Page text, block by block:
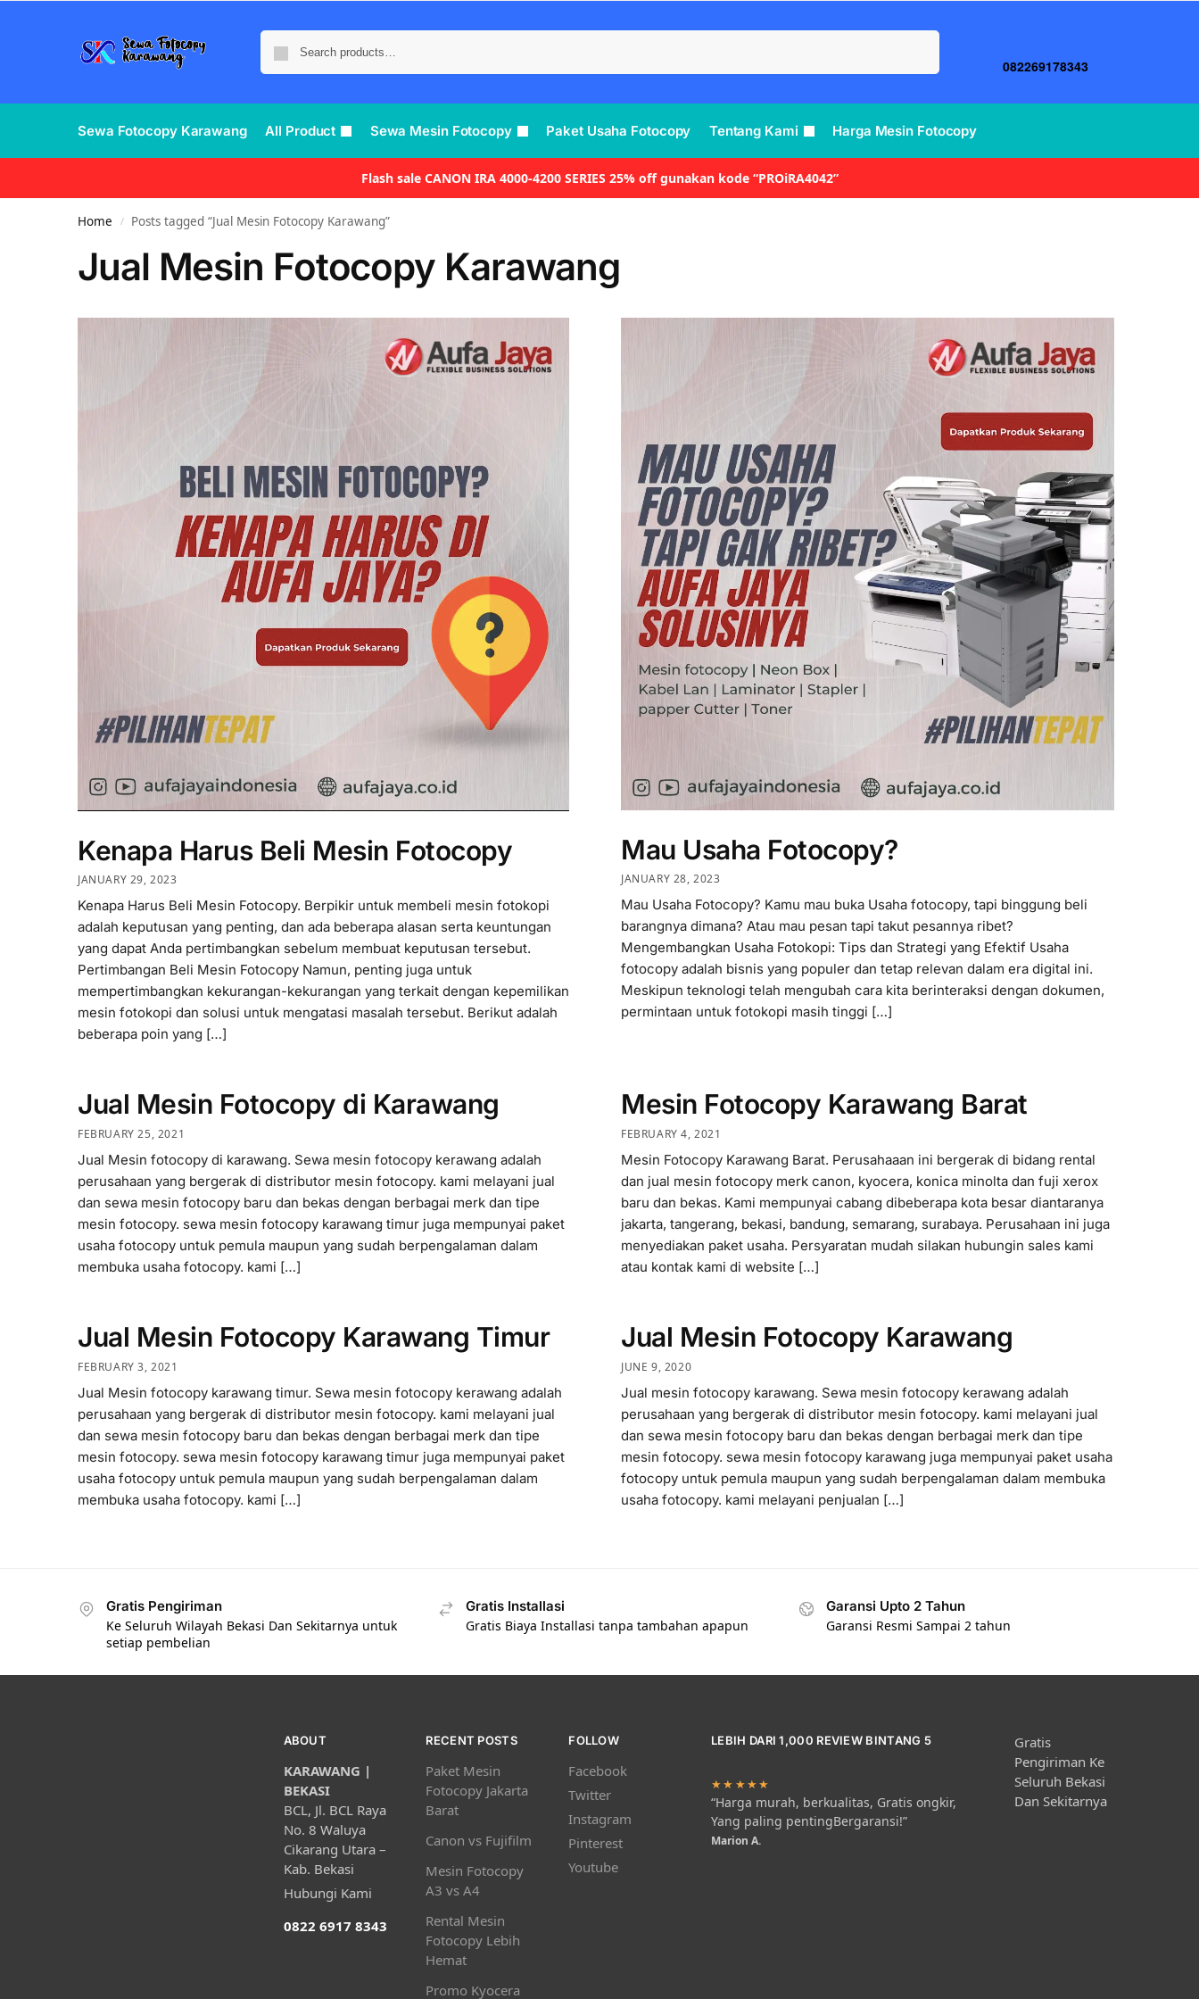
082269178343
Sewa Fotocopy Karawang All Product Sewa Mesin Fotocopy Paket Usaha Fotocopy Tentang Kami Harga Mesin Fotocopy
Flash sale CANON IRA 4000-4200 SERIES 25% off gunakan kode “PROiRA4042”
Home / Posts tagged “Jual Mesin Fotocopy Karawang”
Jual Mesin Fotocopy Karawang
Kenapa Harus Beli Mesin Fotocopy
JANUARY 29, 2023
Kenapa Harus Beli Mesin Fotocopy. Berpikir untuk membeli mesin fotokopi
adalah keputusan yang penting, dan ada beberapa alasan serta keuntungan
yang dapat Anda pertimbangkan sebelum membuat keputusan tersebut.
Pertimbangan Beli Mesin Fotocopy Namun, penting juga untuk
mempertimbangkan kekurangan-kekurangan yang terkait dengan kepemilikan
mesin fotokopi dan solusi untuk mengatasi masalah tersebut. Berikut adalah
beberapa poin yang […]
Mau Usaha Fotocopy?
JANUARY 28, 2023
Mau Usaha Fotocopy? Kamu mau buka Usaha fotocopy, tapi binggung beli
barangnya dimana? Atau mau pesan tapi takut pesannya ribet?
Mengembangkan Usaha Fotokopi: Tips dan Strategi yang Efektif Usaha
fotocopy adalah bisnis yang populer dan tetap relevan dalam era digital ini.
Meskipun teknologi telah mengubah cara kita berinteraksi dengan dokumen,
permintaan untuk fotokopi masih tinggi […]
Jual Mesin Fotocopy di Karawang
FEBRUARY 25, 2021
Jual Mesin fotocopy di karawang. Sewa mesin fotocopy kerawang adalah
perusahaan yang bergerak di distributor mesin fotocopy. kami melayani jual
dan sewa mesin fotocopy baru dan bekas dengan berbagai merk dan tipe
mesin fotocopy. sewa mesin fotocopy karawang timur juga mempunyai paket
usaha fotocopy untuk pemula maupun yang sudah berpengalaman dalam
membuka usaha fotocopy. kami […]
Mesin Fotocopy Karawang Barat
FEBRUARY 4, 2021
Mesin Fotocopy Karawang Barat. Perusahaaan ini bergerak di bidang rental
dan jual mesin fotocopy merk canon, kyocera, konica minolta dan fuji xerox
baru dan bekas. Kami mempunyai cabang dibeberapa kota besar diantaranya
jakarta, tangerang, bekasi, bandung, semarang, surabaya. Perusahaan ini juga
menyediakan paket usaha. Persyaratan mudah silakan hubungin sales kami
atau kontak kami di website […]
Jual Mesin Fotocopy Karawang Timur
FEBRUARY 3, 2021
Jual Mesin fotocopy karawang timur. Sewa mesin fotocopy kerawang adalah
perusahaan yang bergerak di distributor mesin fotocopy. kami melayani jual
dan sewa mesin fotocopy baru dan bekas dengan berbagai merk dan tipe
mesin fotocopy. sewa mesin fotocopy karawang timur juga mempunyai paket
usaha fotocopy untuk pemula maupun yang sudah berpengalaman dalam
membuka usaha fotocopy. kami […]
Jual Mesin Fotocopy Karawang
JUNE 9, 2020
Jual mesin fotocopy karawang. Sewa mesin fotocopy kerawang adalah
perusahaan yang bergerak di distributor mesin fotocopy. kami melayani jual
dan sewa mesin fotocopy baru dan bekas dengan berbagai merk dan tipe
mesin fotocopy. sewa mesin fotocopy karawang juga mempunyai paket usaha
fotocopy untuk pemula maupun yang sudah berpengalaman dalam membuka
usaha fotocopy. kami melayani penjualan […]
Gratis Pengiriman
Ke Seluruh Wilayah Bekasi Dan Sekitarnya untuk
setiap pembelian
Gratis Installasi
Gratis Biaya Installasi tanpa tambahan apapun
Garansi Upto 2 Tahun
Garansi Resmi Sampai 2 tahun
ABOUT
KARAWANG |
BEKASI
BCL, Jl. BCL Raya
No. 8 Waluya
Cikarang Utara –
Kab. Bekasi
Hubungi Kami
0822 6917 8343
RECENT POSTS
Paket Mesin
Fotocopy Jakarta
Barat
Canon vs Fujifilm
Mesin Fotocopy
A3 vs A4
Rental Mesin
Fotocopy Lebih
Hemat
Promo Kyocera
FOLLOW
Facebook
Twitter
Instagram
Pinterest
Youtube
LEBIH DARI 1,000 REVIEW BINTANG 5
★★★★★
“Harga murah, berkualitas, Gratis ongkir,
Yang paling pentingBergaransi!”
Marion A.
Gratis
Pengiriman Ke
Seluruh Bekasi
Dan Sekitarnya